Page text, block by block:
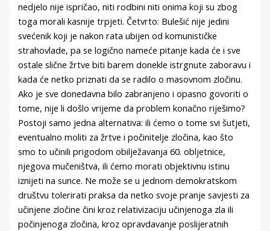
nedjelo nije ispričao, niti rodbini niti onima koji su zbog
toga morali kasnije trpjeti. Četvrto: Bulešić nije jedini
svećenik koji je nakon rata ubijen od komunističke
strahovlade, pa se logično nameće pitanje kada će i sve
ostale slične žrtve biti barem donekle istrgnute zaboravu i
kada će netko priznati da se radilo o masovnom zločinu.
Ako je sve donedavna bilo zabranjeno i opasno govoriti o
tome, nije li došlo vrijeme da problem konačno riješimo?
Postoji samo jedna alternativa: ili ćemo o tome svi šutjeti,
eventualno moliti za žrtve i počinitelje zločina, kao što
smo to učinili prigodom obilježavanja 60. obljetnice,
njegova mučeništva, ili ćemo morati objektivnu istinu
iznijeti na sunce. Ne može se u jednom demokratskom
društvu tolerirati praksa da netko svoje pranje savjesti za
učinjene zločine čini kroz relativizaciju učinjenoga zla ili
počinjenoga zločina, kroz opravdavanje poslijeratnih